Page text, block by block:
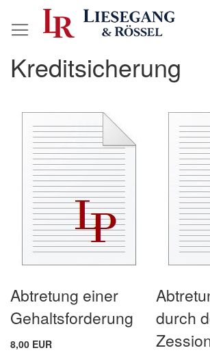
zum
Kreditsicherung
Abtretung einer
Gehaltsforderung
8,00 EUR
durch